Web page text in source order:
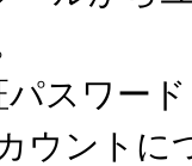
パスワー
ウントに